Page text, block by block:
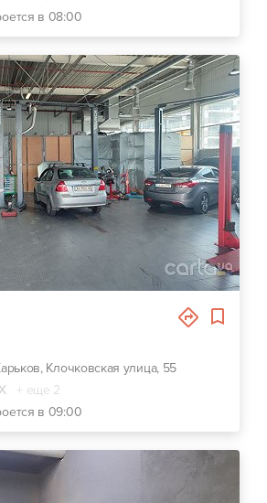
в 08:00
Клочковская улица, 55
+ еще 2
в 09:00